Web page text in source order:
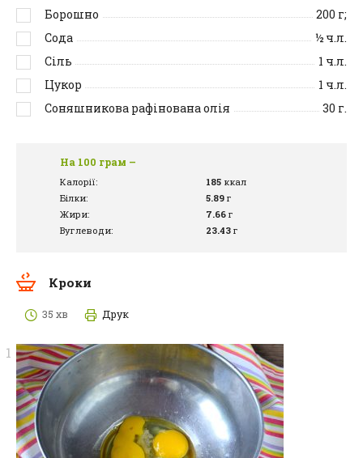
Борошно
200 г;
Сода
½ч.л.
Сіль
1 ч.л.
Цукор
1 ч.л.
Соняшникова рафінована олія
30 г.
На 100 грам –
Калорії: 185 ккал
Білки:
5.89 г
Жири:
7.66 г
Вуглеводи:
23.43 г
Кроки
35 хв Друк